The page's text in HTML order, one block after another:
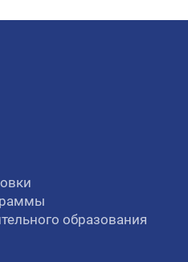
образования